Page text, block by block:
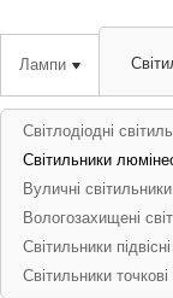
Лампи
Світлодіодні
Світильники
Вуличні світильники
Вологозахищені
Світильники
Світильники